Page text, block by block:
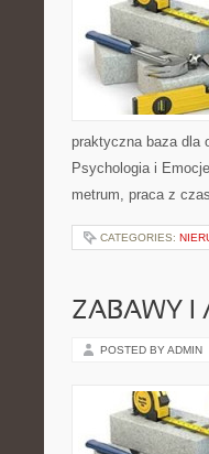
praktyczna baza dla
Psychologia i
metrum, praca z
CATEGORIES:
ZABAWY I
POSTED BY ADMIN